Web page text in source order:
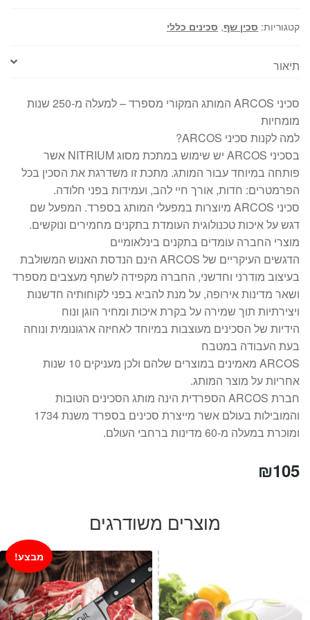
יוניברסל
קטגוריות: סכין שף, סכינים כללי
תיאור
סכיני ARCOS המותג המקורי מספרד – למעלה מ-250 שנות
מומחיות
למה לקנות סכיני ARCOS?
בסכיני ARCOS יש שימוש במתכת מסוג NITRIUM אשר
פותחה במיוחד עבור המותג. מתכת זו משדרגת את הסכין בכל
הפרמטרים: חדות, אורך חיי להב, ועמידות בפני חלודה.
סכיני ARCOS מיוצרות במפעלי המותג בספרד. המפעל שם
דגש על איכות טכנולוגית העומדת בתקנים מחמירים ונוקשים.
מוצרי החברה עומדים בתקנים בינלאומיים
הדגשים העיקריים של ARCOS הינם הנדסת האנוש המשולבת
בעיצוב מודרני וחדשני, החברה מקפידה לשתף מעצבים מספרד
ושאר מדינות אירופה, על מנת להביא בפני לקוחותיה חדשנות
ויצירתיות תוך שמירה על בקרת איכות ומחיר הוגן ונוח
הידיות של הסכינים מעוצבות במיוחד לאחיזה ארגונומית ונוחה
בעת העבודה במטבח
ARCOS מאמינים במוצרים שלהם ולכן מעניקים 10 שנות
אחריות על מוצר המותג.
חברת ARCOS הספרדית הינה מותג הסכינים הטובות
והמובילות בעולם אשר מייצרת סכינים בספרד משנת 1734
ומוכרת במעלה מ-60 מדינות ברחבי העולם.
₪105
מוצרים משודרגים
מבצע!